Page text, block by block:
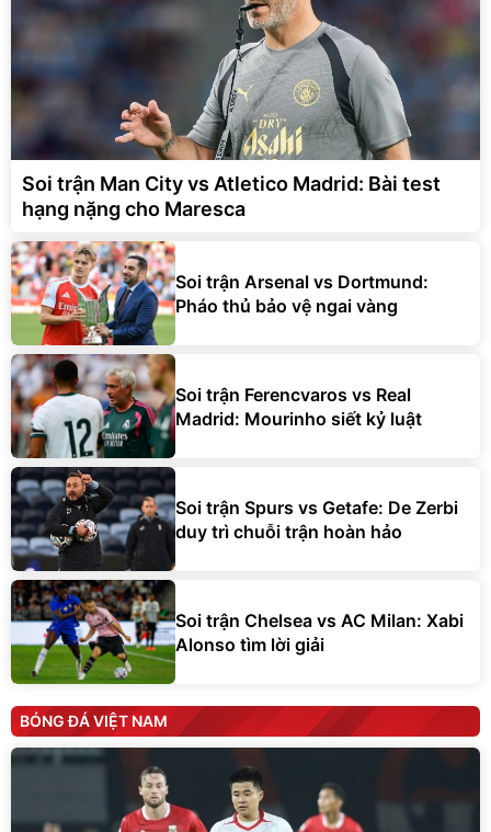
Soi trận Man City vs Atletico Madrid: Bài test
hạng nặng cho Maresca
Soi trận Arsenal vs Dortmund:
Pháo thủ bảo vệ ngai vàng
Soi trận Ferencvaros vs Real
Madrid: Mourinho siết kỷ luật
Soi trận Spurs vs Getafe: De Zerbi
duy trì chuỗi trận hoàn hảo
Soi trận Chelsea vs AC Milan: Xabi
Alonso tìm lời giải
BÓNG ĐÁ VIỆT NAM